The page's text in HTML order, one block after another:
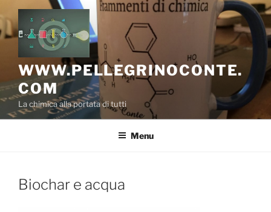
Salta
al
contenuto
WWW.PELLEGRINOCONTE.
COM
La chimica alla portata di tutti
Menu
Biochar e acqua